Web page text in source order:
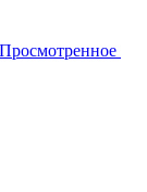
Просмотренное